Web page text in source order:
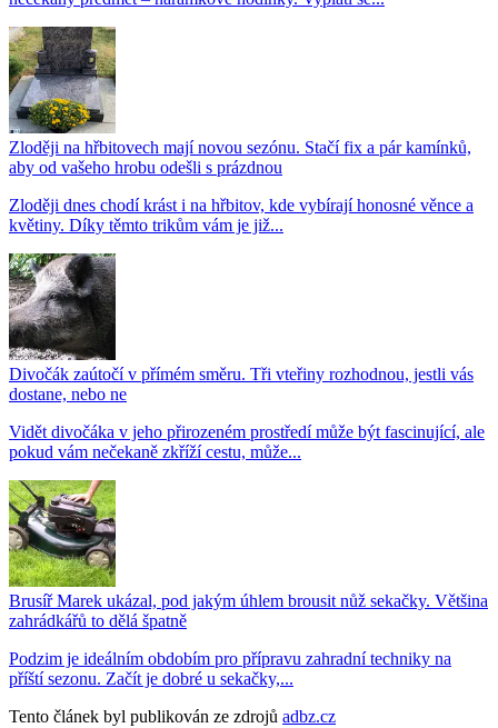
Zloději na hřbitovech mají novou sezónu. Stačí fix a pár kamínků,
aby od vašeho hrobu odešli s prázdnou
Zloději dnes chodí krást i na hřbitov, kde vybírají honosné věnce a
květiny. Díky těmto trikům vám je již...
Divočák zaútočí v přímém směru. Tři vteřiny rozhodnou, jestli vás
dostane, nebo ne
Vidět divočáka v jeho přirozeném prostředí může být fascinující, ale
pokud vám nečekaně zkříží cestu, může...
Brusíř Marek ukázal, pod jakým úhlem brousit nůž sekačky. Většina
zahrádkářů to dělá špatně
Podzim je ideálním obdobím pro přípravu zahradní techniky na
příští sezonu. Začít je dobré u sekačky,...
Tento článek byl publikován ze zdrojů adbz.cz